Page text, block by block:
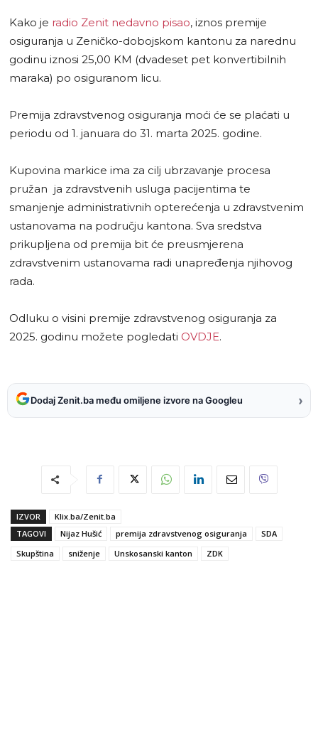
Kako je radio Zenit nedavno pisao, iznos premije
osiguranja u Zeničko-dobojskom kantonu za narednu
godinu iznosi 25,00 KM (dvadeset pet konvertibilnih
maraka) po osiguranom licu.
Premija zdravstvenog osiguranja moći će se plaćati u
periodu od 1. januara do 31. marta 2025. godine.
Kupovina markice ima za cilj ubrzavanje procesa
pružan ja zdravstvenih usluga pacijentima te
smanjenje administrativnih opterećenja u zdravstvenim
ustanovama na području kantona. Sva sredstva
prikupljena od premija bit će preusmjerena
zdravstvenim ustanovama radi unapređenja njihovog
rada.
Odluku o visini premije zdravstvenog osiguranja za
2025. godinu možete pogledati OVDJE.
Dodaj Zenit.ba među omiljene izvore na Googleu ›
IZVOR
Klix.ba/Zenit.ba
TAGOVI
Nijaz Hušić premija zdravstvenog osiguranja
SDA
Skupština
sniženje Unskosanski kanton ZDK